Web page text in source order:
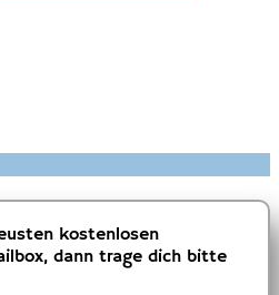
kostenlosen
dann trage dich bitte